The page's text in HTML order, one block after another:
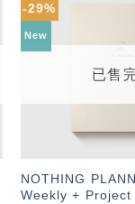
-29%
New
已售
NOTHING
Weekly + Project